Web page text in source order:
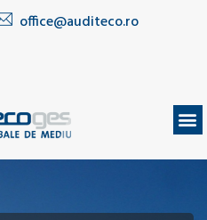
office@auditeco.ro